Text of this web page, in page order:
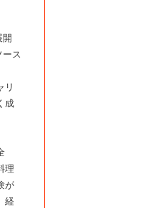
開
ース
リ
成
理
が
経